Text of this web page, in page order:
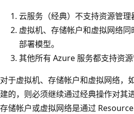
云服务（经典）不支持资源管理
虚拟机、存储帐户和虚拟网络
部署模型。
其他所有 Azure 服务都支持资源
对于虚拟机、存储帐户和虚拟网络，
建的，则必须继续通过经典操作对其
存储帐户或虚拟网络是通过